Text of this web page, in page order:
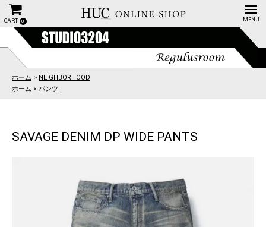
CART 0
ホーム > NEIGHBORHOOD
ホーム >パンツ
SAVAGE DENIM DP WIDE PANTS